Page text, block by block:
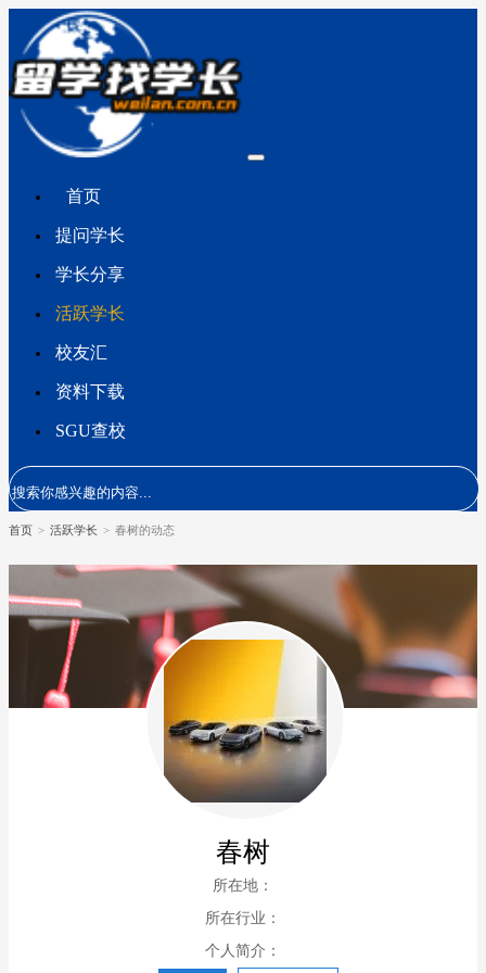
首页
提问学长
学长分享
活跃学长
校友汇
资料下载
SGU查校
首页 > 活跃学长 > 春树的动态
春树
所在地：
所在行业：
个人简介：